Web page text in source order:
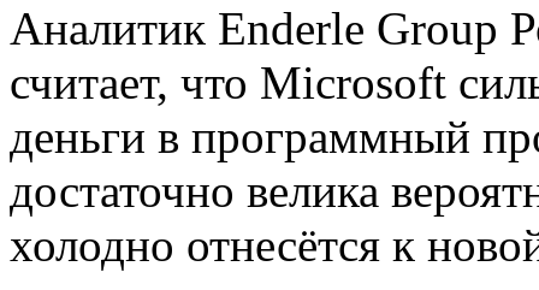
Аналитик Enderle Group
считает, что Microsoft
деньги в программный
достаточно велика
холодно отнесётся к